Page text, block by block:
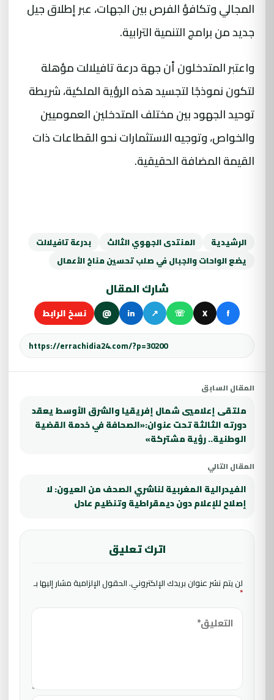
المجالي وتكافؤ الفرص بين الجهات، عبر إطلاق جيل
جديد من برامج التنمية الترابية.
واعتبر المتدخلون أن جهة درعة تافيلالت مؤهلة
لتكون نموذجًا لتجسيد هذه الرؤية الملكية، شريطة
توحيد الجهود بين مختلف المتدخلين العموميين
والخواص، وتوجيه الاستثمارات نحو القطاعات ذات
القيمة المضافة الحقيقية.
الرشيدية المنتدى الجهوي الثالث
بدرعة تافيلالت
يضع الواحات والجبال في صلب تحسين مناخ الأعمال
شارك المقال
f
X
☏
↗
in
@ نسخ الرابط
المقال السابق
ملتقى إعلاميي شمال إفريقيا والشرق الأوسط يعقد
دورته الثالثة تحت عنوان:«الصحافة في خدمة القضية
الوطنية.. رؤية مشتركة»
المقال التالي
الفيدرالية المغربية لناشري الصحف من العيون: لا
إصلاح للإعلام دون ديمقراطية وتنظيم عادل
اترك تعليق
لن يتم نشر عنوان بريدك الإلكتروني.الحقول الإلزامية مشار إليها بـ
*